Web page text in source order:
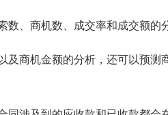
数、商机数、成交率和成交额
及商机金额的分析，还可以预